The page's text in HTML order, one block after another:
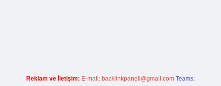
Reklam ve İletişim: E-mail: backlinkpaneli@gmail.com Teams: